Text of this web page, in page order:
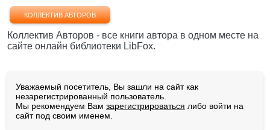
КОЛЛЕКТИВ АВТОРОВ
Коллектив Авторов - все книги автора в одном месте на
сайте онлайн библиотеки LibFox.
Уважаемый посетитель, Вы зашли на сайт как
незарегистрированный пользователь.
Мы рекомендуем Вам зарегистрироваться либо войти на
сайт под своим именем.